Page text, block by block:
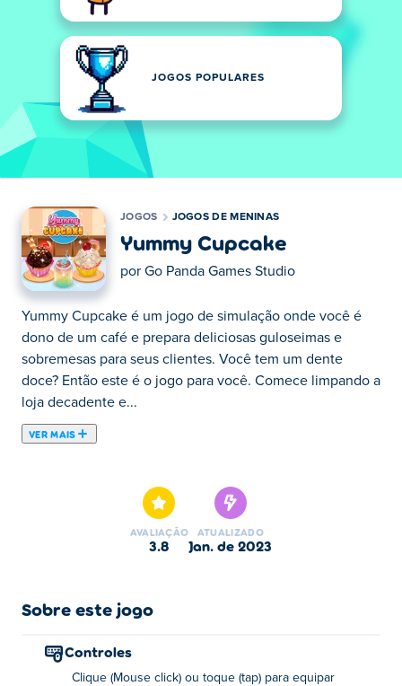
JOGOS POPULARES
JOGOS JOGOS DE MENINAS
Yummy Cupcake
por Go Panda Games Studio
Yummy Cupcake é um jogo de simulação onde você é
dono de um café e prepara deliciosas guloseimas e
sobremesas para seus clientes. Você tem um dente
doce? Então este é o jogo para você. Comece limpando a
loja decadente e...
VER MAIS
sobremesas para seus clientes. Você tem um dente
doce? Então este é o jogo para você. Comece limpando a
loja decadente e pegue o lixo. E não se esqueça de
começar a assar alguns cupcakes fofos! Todos os seus
você mostra sua criatividade e senso de sabor.
Certifique-se de que todos os seus clientes estão
AVALIAÇÃO
3.8
ATUALIZADO
jan. de 2023
Sobre este jogo
Controles
Clique (Mouse click) ou toque (tap) para equipar